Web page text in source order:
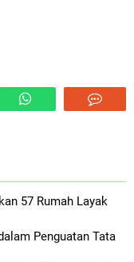
57 Rumah Layak
Penguatan Tata